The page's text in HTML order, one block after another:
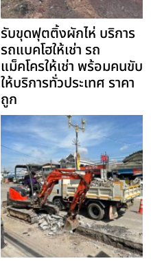
รับขุดฟุตติ้งผักไห่ บริการ
รถแบคโฮให้เช่า รถ
แม็คโครให้เช่า พร้อมคนขับ
ให้บริการทั่วประเทศ ราคา
ถูก